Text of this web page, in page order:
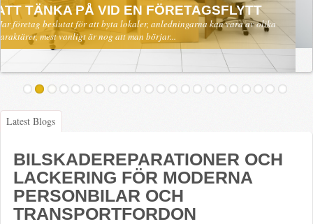
mycket sker elektroniskt idag är det otaliga...
Latest Blogs
BILSKADEREPARATIONER OCH
LACKERING FÖR MODERNA
PERSONBILAR OCH
TRANSPORTFORDON